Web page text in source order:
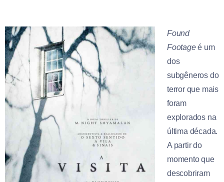
Found
Footageé um
dos
subgêneros do
terror que mais
foram
explorados na
última década.
A partir do
momento que
descobriram